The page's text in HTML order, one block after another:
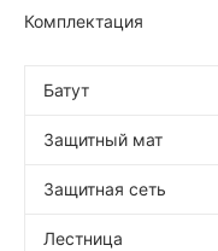
Комплектация
Батут
Защитный мат
Защитная сеть
Лестница